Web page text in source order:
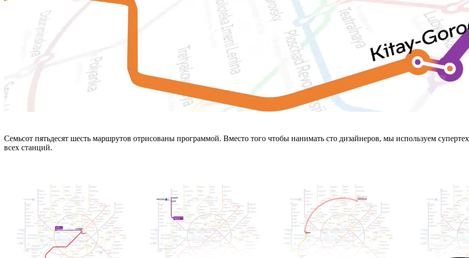
Семьсот пятьдесят шесть маршрутов отрисованы программой. Вместо того чтобы нанимать сто дизайнеров, мы используем
всех станций.